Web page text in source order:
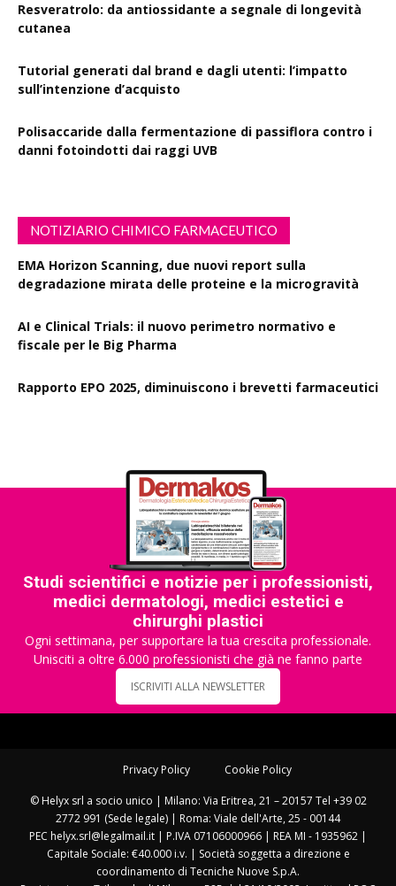
Resveratrolo: da antiossidante a segnale di longevità
cutanea
Tutorial generati dal brand e dagli utenti: l’impatto
sull’intenzione d’acquisto
Polisaccaride dalla fermentazione di passiflora contro i
danni fotoindotti dai raggi UVB
NOTIZIARIO CHIMICO FARMACEUTICO
EMA Horizon Scanning, due nuovi report sulla
degradazione mirata delle proteine e la microgravità
AI e Clinical Trials: il nuovo perimetro normativo e
fiscale per le Big Pharma
Rapporto EPO 2025, diminuiscono i brevetti farmaceutici
Studi scientifici e notizie per i professionisti,
medici dermatologi, medici estetici e
chirurghi plastici
Ogni settimana, per supportare la tua crescita professionale.
Unisciti a oltre 6.000 professionisti che già ne fanno parte
ISCRIVITI ALLA NEWSLETTER
Privacy Policy Cookie Policy
© Helyx srl a socio unico | Milano: Via Eritrea, 21 – 20157 Tel +39 02
2772 991 (Sede legale) | Roma: Viale dell'Arte, 25 - 00144
PEC helyx.srl@legalmail.it | P.IVA 07106000966 | REA MI - 1935962 |
Capitale Sociale: €40.000 i.v. | Società soggetta a direzione e
coordinamento di Tecniche Nuove S.p.A.